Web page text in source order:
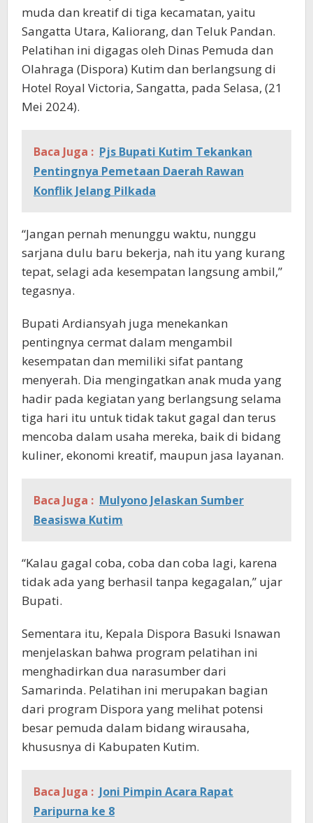
muda dan kreatif di tiga kecamatan, yaitu
Sangatta Utara, Kaliorang, dan Teluk Pandan.
Pelatihan ini digagas oleh Dinas Pemuda dan
Olahraga (Dispora) Kutim dan berlangsung di
Hotel Royal Victoria, Sangatta, pada Selasa, (21
Mei 2024).
Baca Juga : Pjs Bupati Kutim Tekankan
Pentingnya Pemetaan Daerah Rawan
Konflik Jelang Pilkada
“Jangan pernah menunggu waktu, nunggu
sarjana dulu baru bekerja, nah itu yang kurang
tepat, selagi ada kesempatan langsung ambil,”
tegasnya.
Bupati Ardiansyah juga menekankan
pentingnya cermat dalam mengambil
kesempatan dan memiliki sifat pantang
menyerah. Dia mengingatkan anak muda yang
hadir pada kegiatan yang berlangsung selama
tiga hari itu untuk tidak takut gagal dan terus
mencoba dalam usaha mereka, baik di bidang
kuliner, ekonomi kreatif, maupun jasa layanan.
Baca Juga : Mulyono Jelaskan Sumber
Beasiswa Kutim
“Kalau gagal coba, coba dan coba lagi, karena
tidak ada yang berhasil tanpa kegagalan,” ujar
Bupati.
Sementara itu, Kepala Dispora Basuki Isnawan
menjelaskan bahwa program pelatihan ini
menghadirkan dua narasumber dari
Samarinda. Pelatihan ini merupakan bagian
dari program Dispora yang melihat potensi
besar pemuda dalam bidang wirausaha,
khususnya di Kabupaten Kutim.
Baca Juga : Joni Pimpin Acara Rapat
Paripurna ke 8